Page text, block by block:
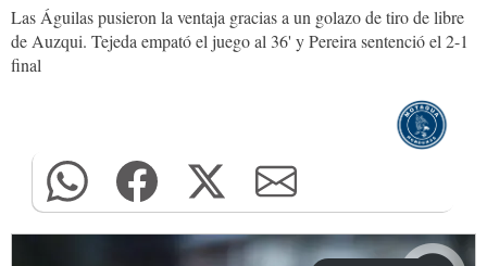
Las Águilas pusieron la ventaja gracias a un golazo de tiro de libre
de Auzqui. Tejeda empató el juego al 36' y Pereira sentenció el 2-1
final